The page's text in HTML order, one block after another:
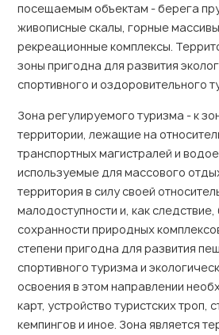
посещаемым объектам - берега
живописные скалы, горные
рекреационные комплексы.
зоны пригодна для развития
спортивного и оздоровительного
Зона регулируемого туризма - к
территории, лежащие на
транспортных магистралей и
используемые для массового
территория в силу своей
малодоступности и, как
сохранности природных
степени пригодна для развития
спортивного туризма и
освоения в этом направлении
карт, устройство туристских троп,
кемпингов и иное. Зона является